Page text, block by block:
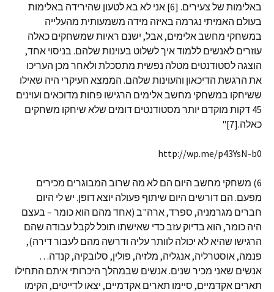
באלימות של צעירים. [6] אני לא בא לטעון שהירידה באלימות
בעולם האמיתי נגרמה באיזה מידה משמעותית מהעלייה
במשחקי מחשב אלימים, אבל, ישנם ראיות שמשחקים כאלה
עוזרים לאנשים ללמוד איך לשלוט בעוינות שלהם. בניסוי אחד,
הוצגה לסטודנטים מטלה נפשית מתסכלת ולאחר מכן העריכו
את הרגשת הדיכאון והעוינות שלהם. הממצא העיקרי היה שאילו
ששיחקו במשחקי מחשב אלימים הרגישו פחות מדוכאים ועוינים
45 דקות מוקדם יותר מסטודנטים דומים שלא שיחקו משחקים
כאלה.[7]"
http://wp.me/p43YsN-b0
6) משחקי מחשב היום הם לא מה שרוב המבוגרים מכירים
מפעם. הם דורשים היום שיתוף פעולה יוצא דופן. יש לי היום
חברים מגרמניה, ספרד, ארה"ב (אחד מהם הוא כומר – בעצם
היה כומר, הוא בדיוק עזב כדי שאישתו תוכל לקבל עבודה שהם
הרגישו שהיא לא יכולה לוותר עליה ודרשה מהם לעבור דירה),
פנמה, אוסטרליה, אנגליה, מלזיה, פולין, סלובקיה, קנדה…
אנשים שאני מכיר שנים. אנשים שבמהלך היכרותי איתם התחילו
תארים אקדמיים, סיימו תארים אקדמיים, יצאו לדייטים, הקימו